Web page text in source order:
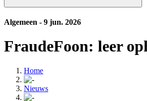
Algemeen - 9 jun. 2026
FraudeFoon: leer
Home
Nieuws